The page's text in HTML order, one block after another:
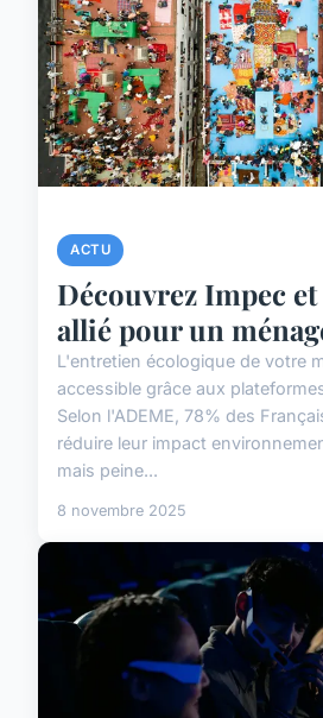
ACTU
Découvrez Impec
allié pour un
L'entretien écologique de votre
accessible grâce aux
Selon l'ADEME, 78% des
réduire leur impact
mais peine...
8 novembre 2025